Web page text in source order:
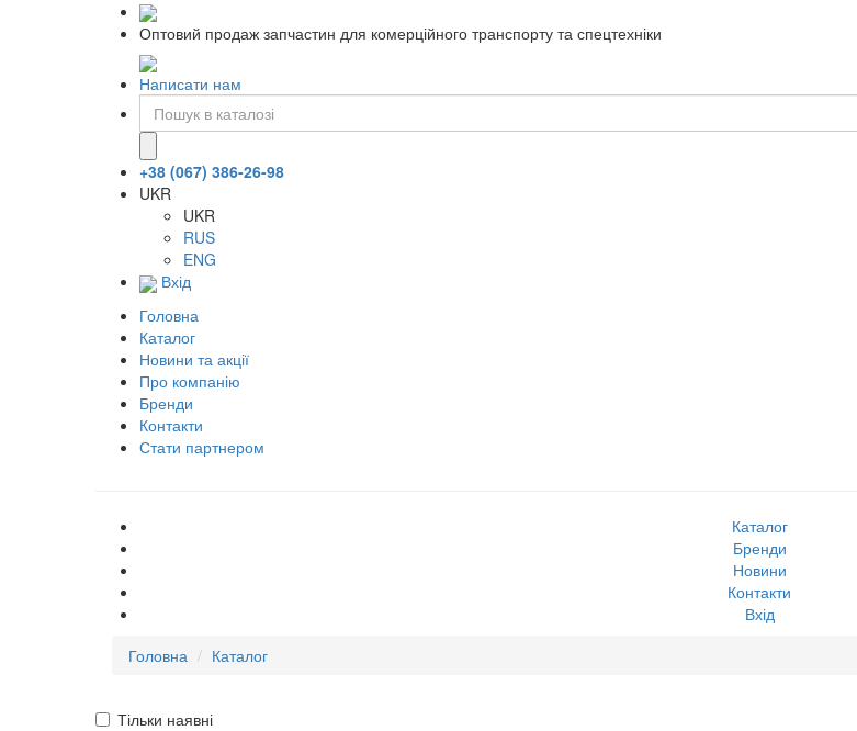
Оптовий продаж запчастин для комерційного транспорту та спецтехніки
Написати нам
+38 (067) 386-26-98
UKR
UKR
RUS
ENG
Вхід
Головна
Каталог
Новини та акції
Про компанію
Бренди
Контакти
Стати партнером
Каталог
Бренди
Новини
Контакти
Вхід
Головна
Каталог
Тільки наявні